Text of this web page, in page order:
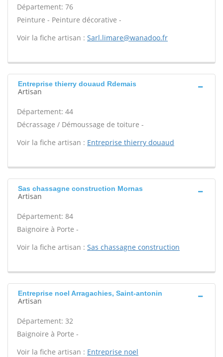
Département: 76
Peinture - Peinture décorative -
Voir la fiche artisan : Sarl.limare@wanadoo.fr
Entreprise thierry douaud Rdemais
Artisan
Département: 44
Décrassage / Démoussage de toiture -
Voir la fiche artisan : Entreprise thierry douaud
Sas chassagne construction Mornas
Artisan
Département: 84
Baignoire à Porte -
Voir la fiche artisan : Sas chassagne construction
Entreprise noel Arragachies, Saint-antonin
Artisan
Département: 32
Baignoire à Porte -
Voir la fiche artisan : Entreprise noel